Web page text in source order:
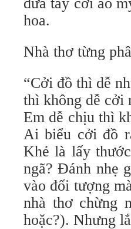
hoa.
Nhà thơ từng
“Cởi đồ thì dễ
thì không dễ cởi
Em dễ chịu thì
Ai biểu cởi đồ
Khẻ là lấy
ngã? Đánh nhẹ
vào đối tượng
nhà thơ chừng
hoặc?). Nhưng